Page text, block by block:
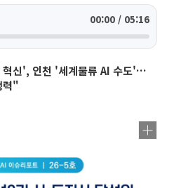
00:00 / 05:16
혁신', 인천 '세계물류 AI 수도'…
력"